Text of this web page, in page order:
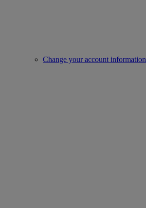
Change your account information